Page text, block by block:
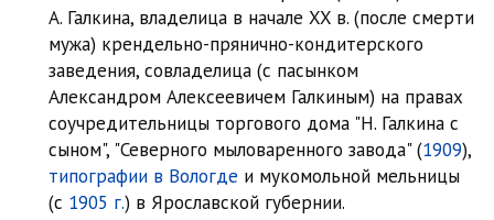
А. Галкина, владелица в начале XX в. (после смерти
мужа) крендельно-прянично-кондитерского
заведения, совладелица (с пасынком
Александром Алексеевичем Галкиным) на правах
соучредительницы торгового дома "Н. Галкина с
сыном", "Северного мыловаренного завода" (1909),
типографии в Вологде и мукомольной мельницы
(с 1905 г.) в Ярославской губернии.